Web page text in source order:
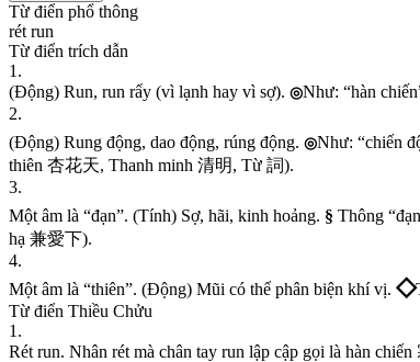
Từ điển phổ thông
rét run
Từ điển trích dẫn
1 .
(Động) Run, run rẩy (vì lạnh hay vì sợ). ◎Như: “hàn chiến
2.
(Động) Rung động, dao động, rúng động. ◎Như: “chiến đ
thiên 杏花天, Thanh minh 清明, Từ 詞).
3.
Một âm là “đạn”. (Tính) Sợ, hãi, kinh hoảng. § Thông “đạn
hạ 兼愛下).
4.
Một âm là “thiên”. (Động) Mũi có thể phân biện khí vị. ◇
Từ điển Thiều Chửu
1 .
Rét run. Nhân rét mà chân tay run lập cập gọi là hàn chiến